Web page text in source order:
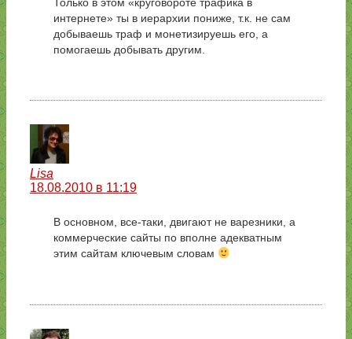
интернете» ты в иерархии пониже, т.к. не сам
добываешь траф и монетизируешь его, а
помогаешь добывать другим.
Lisa
18.08.2010 в 11:19
В основном, все-таки, двигают не варезники, а
коммерческие сайты по вполне адекватным
этим сайтам ключевым словам